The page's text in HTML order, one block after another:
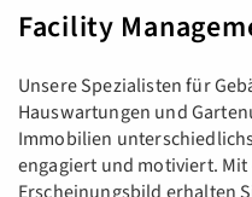
Facility
Unsere Spezialisten für
Hauswartungen und
Immobilien
engagiert und motiviert.